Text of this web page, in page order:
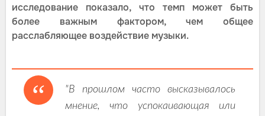
исследование показало, что темп может быть
более важным фактором, чем общее
расслабляющее воздействие музыки.
"В прошлом часто высказывалось
мнение, что успокаивающая или